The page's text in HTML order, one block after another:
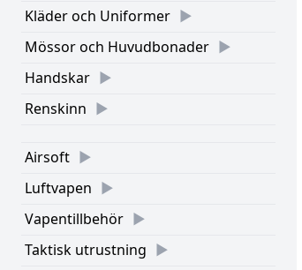
Kläder och Uniformer
Mössor och Huvudbonader
Handskar
Renskinn
Airsoft
Luftvapen
Vapentillbehör
Taktisk utrustning